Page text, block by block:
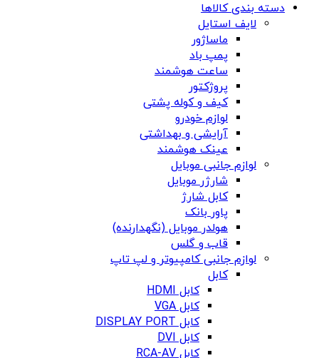
دسته بندی کالاها
لایف استایل
ماساژور
پمپ باد
ساعت هوشمند
پروژکتور
کیف و کوله پشتی
لوازم خودرو
آرایشی و بهداشتی
عینک هوشمند
لوازم جانبی موبایل
شارژر موبایل
کابل شارژ
پاور بانک
هولدر موبایل (نگهدارنده)
قاب و گلس
لوازم جانبی کامپیوتر و لپ تاپ
کابل
کابل HDMI
کابل VGA
کابل DISPLAY PORT
کابل DVI
کابل RCA-AV